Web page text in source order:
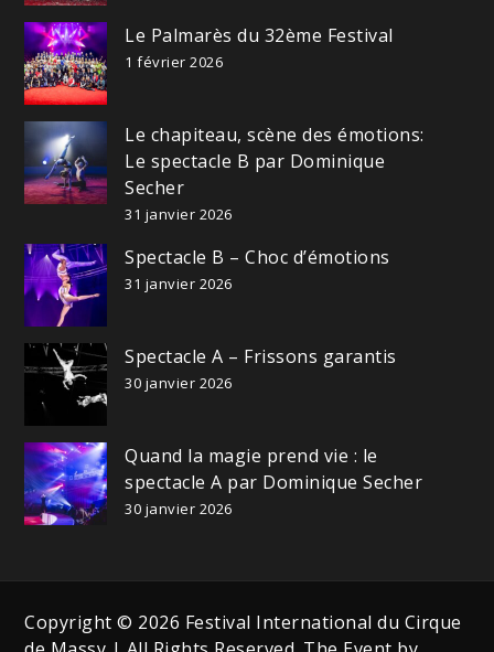
Le Palmarès du 32ème Festival
1 février 2026
Le chapiteau, scène des émotions:
Le spectacle B par Dominique
Secher
31 janvier 2026
Spectacle B – Choc d’émotions
31 janvier 2026
Spectacle A – Frissons garantis
30 janvier 2026
Quand la magie prend vie : le
spectacle A par Dominique Secher
30 janvier 2026
Copyright © 2026 Festival International du Cirque